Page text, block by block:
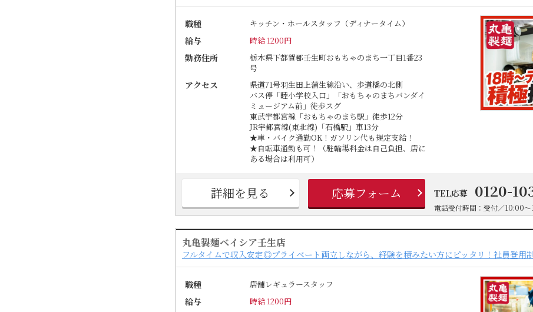
職種 キッチン・ホールスタッフ（ディナータイム）
給与 時給 1200円
勤務住所
栃木県下都賀郡壬生町おもちゃのまち一丁目1番23
号
アクセス
県道71号羽生田上蒲生線沿い、歩道橋の北側
バス停「睦小学校入口」「おもちゃのまちバンダイ
ミュージアム前」徒歩スグ
東武宇都宮線「おもちゃのまち駅」徒歩12分
JR宇都宮線(東北線)「石橋駅」車13分
★車・バイク通勤OK！ガソリン代も規定支給！
★自転車通勤も可！（駐輪場料金は自己負担、店に
ある場合は利用可）
詳細を見る 応募フォーム TEL応募 0120-
電話受付時間：受付／10:00
丸亀製麺ベイシア壬生店
フルタイムで収入安定◎プライベート両立しながら、経験を積みたい方にピッタリ！社員登用
職種 店舗レギュラースタッフ
給与 時給 1200円